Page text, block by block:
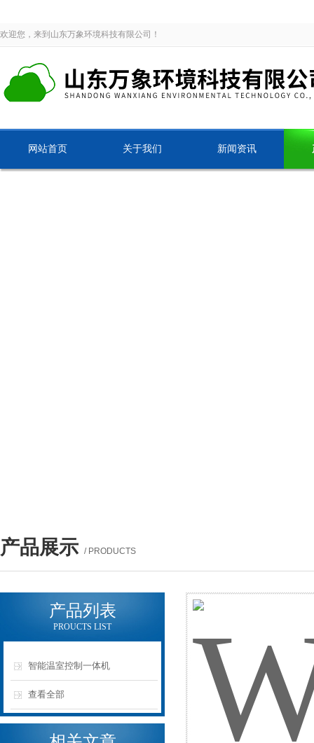
欢迎您，来到山东万象环境科技有限公司！
网站首页 关于我们 新闻资讯
产品展示 / PRODUCTS
产品列表
PROUCTS LIST
智能温室控制一体机
查看全部